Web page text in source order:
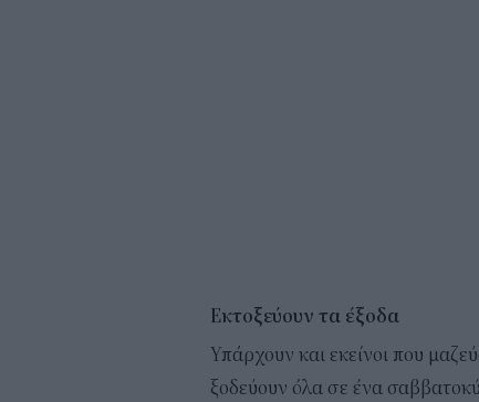
Εκτοξεύουν τα έξοδα
Υπάρχουν και εκείνοι που
ξοδεύουν όλα σε ένα